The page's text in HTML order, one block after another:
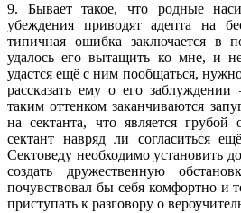
9. Бывает такое, что родные
убеждения приводят адепта на
типичная ошибка заключается в
удалось его вытащить ко мне, и
удастся ещё с ним пообщаться,
рассказать ему о его
таким оттенком заканчиваются
на сектанта, что является грубой
сектант навряд ли согласиться
Сектоведу необходимо установить
создать дружественную
почувствовал бы себя комфортно и
приступать к разговору о